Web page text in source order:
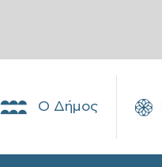
Ο Δήμος